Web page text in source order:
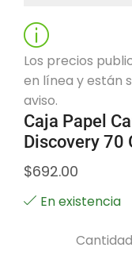
Los precios
en línea y están
aviso.
Caja Papel
Discovery 70
$692.00
En existencia